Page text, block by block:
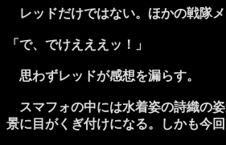
レッドだけではない。ほかの戦隊
「で、でけえええッ！」
思わずレッドが感想を漏らす。
スマフォの中には水着姿の詩織の
景に目がくぎ付けになる。しかも今